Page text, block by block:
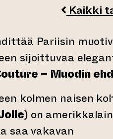
Kaikki
Pariisin
sijoittuvaa
– Muodin
kolmen naisen
) on
saa vakavan